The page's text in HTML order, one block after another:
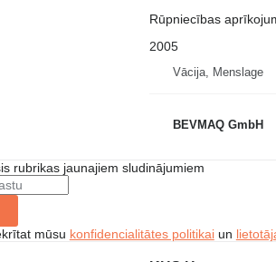
Rūpniecības
2005
Vācija, Menslage
BEVMAQ GmbH
rubrikas jaunajiem sludinājumiem
mūsu konfidencialitātes politikaiun